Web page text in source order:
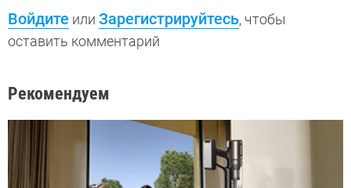
Войдите или Зарегистрируйтесь, чтобы
оставить комментарий
Рекомендуем